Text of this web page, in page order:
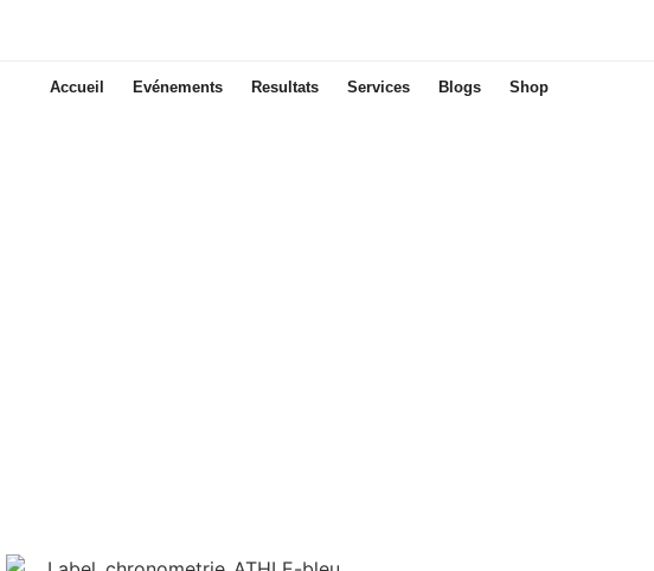
Accueil Evénements Resultats Services Blogs Shop